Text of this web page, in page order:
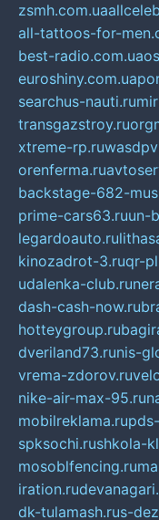
zsmh.com.ua
all-tattoos-for-
best-radio.com.ua
euroshiny.com.ua
searchus-nauti.ru
transgazstroy.ru
xtreme-rp.ru
orenferma.ru
backstage-682-
prime-cars63.ruun-
legardoauto.ru
kinozadrot-3.ruqr-
udalenka-club.ru
dash-cash-now.ru
hotteygroup.ru
dveriland73.runis-
vrema-zdorov.ru
nike-air-max-95.ru
mobilreklama.ru
spksochi.rushkola-
mosoblfencing.ru
iration.ru
dk-tulamash.rus-